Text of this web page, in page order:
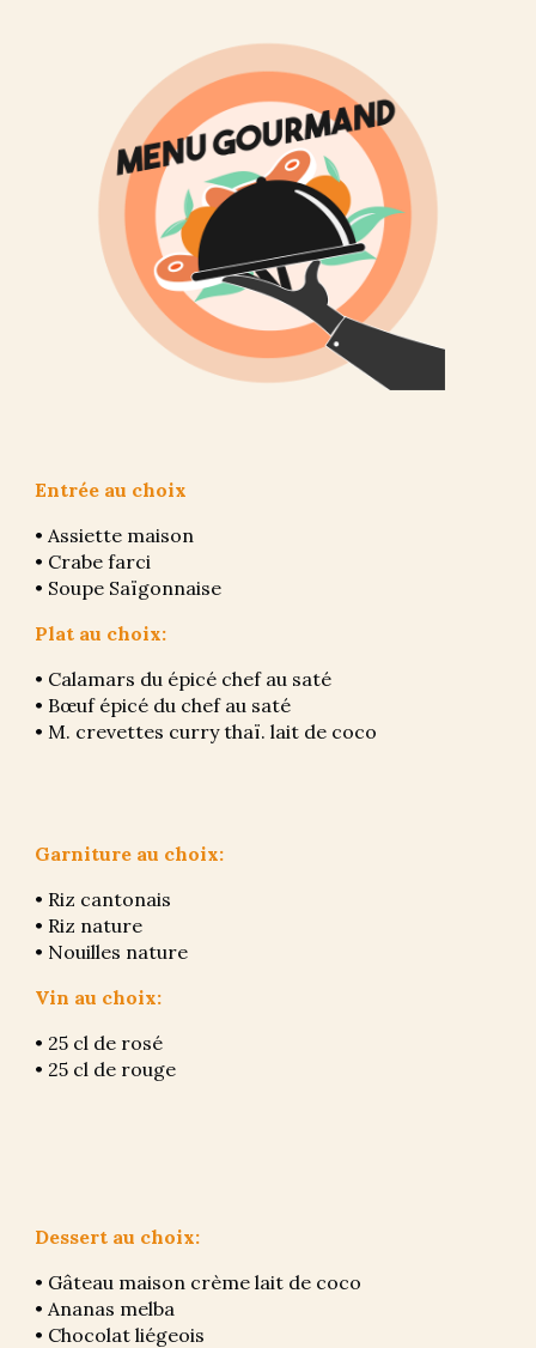
Entrée au choix
• Assiette maison
• Crabe farci
• Soupe Saïgonnaise
Plat au choix:
• Calamars du épicé chef au saté
• Bœuf épicé du chef au saté
• M. crevettes curry thaï. lait de coco
Garniture au choix:
• Riz cantonais
• Riz nature
• Nouilles nature
Vin au choix:
• 25 cl de rosé
• 25 cl de rouge
Dessert au choix:
• Gâteau maison crème lait de coco
• Ananas melba
• Chocolat liégeois